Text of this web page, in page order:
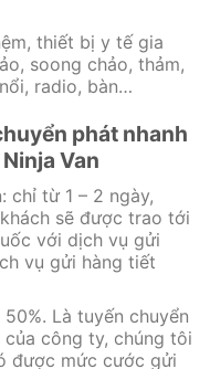
thiết bị y tế gia
soong chảo, thảm,
radio, bàn…
phát nhanh
Van
chỉ từ 1 – 2 ngày,
sẽ được trao tới
với dịch vụ gửi
vụ gửi hàng tiết
Là tuyến chuyển
công ty, chúng tôi
được mức cước gửi